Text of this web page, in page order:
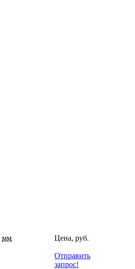
мм
Цена, руб.
Отправить
запрос!